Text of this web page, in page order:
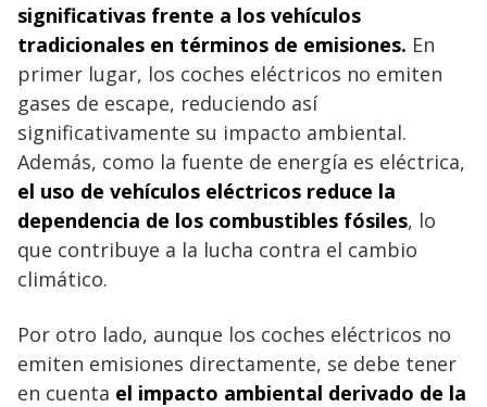
significativas frente a los vehículos
tradicionales en términos de emisiones. En
primer lugar, los coches eléctricos no emiten
gases de escape, reduciendo así
significativamente su impacto ambiental.
Además, como la fuente de energía es eléctrica,
el uso de vehículos eléctricos reduce la
dependencia de los combustibles fósiles, lo
que contribuye a la lucha contra el cambio
climático.
Por otro lado, aunque los coches eléctricos no
emiten emisiones directamente, se debe tener
en cuenta el impacto ambiental derivado de la